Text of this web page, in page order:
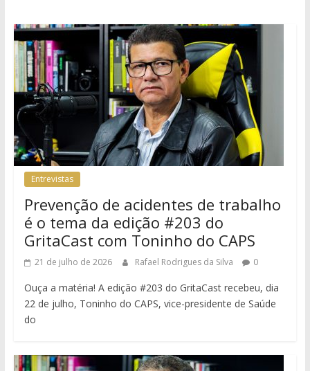
Entrevistas
Prevenção de acidentes de trabalho
é o tema da edição #203 do
GritaCast com Toninho do CAPS
21 de julho de 2026 Rafael Rodrigues da Silva 0
Ouça a matéria! A edição #203 do GritaCast recebeu, dia
22 de julho, Toninho do CAPS, vice-presidente de Saúde
do